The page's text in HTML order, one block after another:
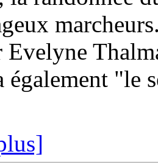
Evelyne
également "le